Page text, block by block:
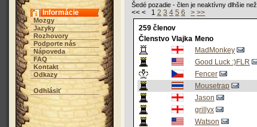
Informácie
Mozgy
Jazyky
Rozhovory
Podporte nás
Nápoveda
FAQ
Kontakt
Odkazy
Odhlásiť
Šedé pozadie - člen je neaktívny dlhšie než
<< < 1 2 3 4 5 6 > >>
259 členov
Členstvo Vlajka Meno
MadMonkey
Good Luck :)FLR
Fencer
Mousetrap
Jason
grillyx
Watson